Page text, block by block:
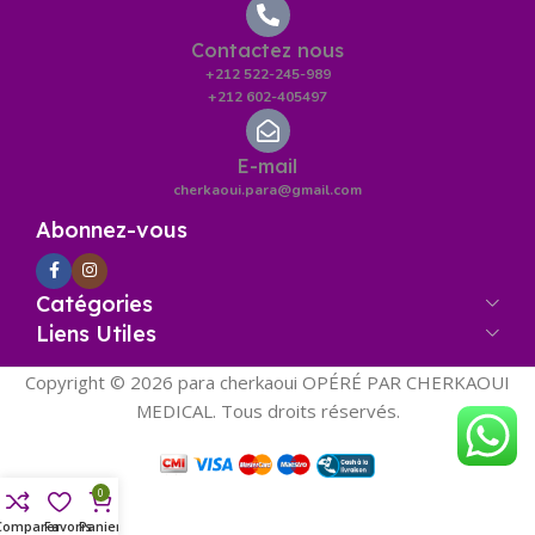
Contactez nous
+212 522-245-989
+212 602-405497
E-mail
cherkaoui.para@gmail.com
Abonnez-vous
Catégories
Liens Utiles
Copyright © 2026 para cherkaoui OPÉRÉ PAR CHERKAOUI
MEDICAL. Tous droits réservés.
0
Panier